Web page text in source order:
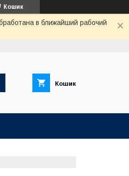
Кошик
в ближайший рабочий
Кошик